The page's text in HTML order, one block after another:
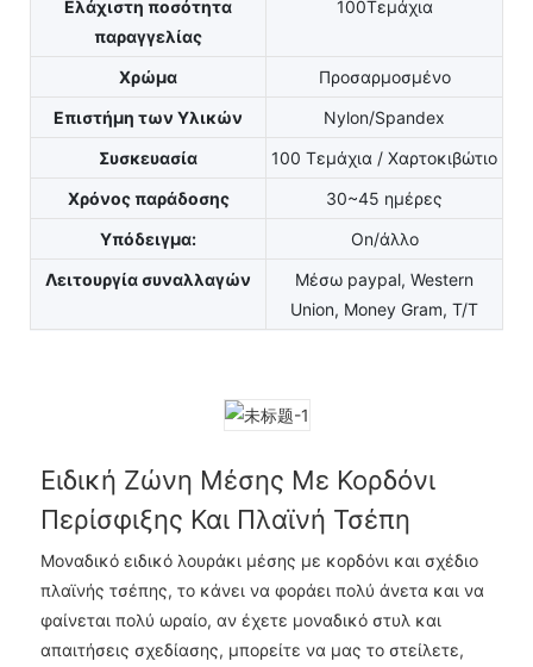
Ελάχιστη ποσότητα
παραγγελίας
100Τεμάχια
Χρώμα
Προσαρμοσμένο
Επιστήμη των Υλικών
Nylon/Spandex
Συσκευασία
100 Τεμάχια / Χαρτοκιβώτιο
Χρόνος παράδοσης
30~45 ημέρες
Υπόδειγμα:
On/άλλο
Λειτουργία συναλλαγών
Μέσω paypal, Western
Union, Money Gram, T/T
Ειδική Ζώνη Μέσης Με Κορδόνι
Περίσφιξης Και Πλαϊνή Τσέπη
Μοναδικό ειδικό λουράκι μέσης με κορδόνι και σχέδιο
πλαϊνής τσέπης, το κάνει να φοράει πολύ άνετα και να
φαίνεται πολύ ωραίο, αν έχετε μοναδικό στυλ και
απαιτήσεις σχεδίασης, μπορείτε να μας το στείλετε,